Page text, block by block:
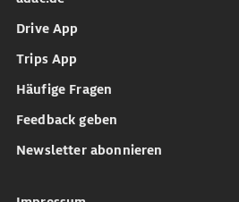
Drive App
Trips App
Häufige Fragen
Feedback geben
Newsletter abonnieren